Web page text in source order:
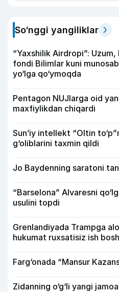
So‘nggi yangiliklar
“Yaxshilik Airdropi”:
fondi Bilimlar kuni
yo‘lga qo‘ymoqda
Pentagon NUJlarga oid
maxfiylikdan chiqardi
Sun’iy intellekt “Oltin
g‘oliblarini taxmin qildi
Jo Baydenning saratoni
“Barselona” Alvaresni
usulini topdi
Grenlandiyada Trampga
hukumat ruxsatisiz ish
Farg‘onada “Mansur
Zidanning o‘g‘li yangi